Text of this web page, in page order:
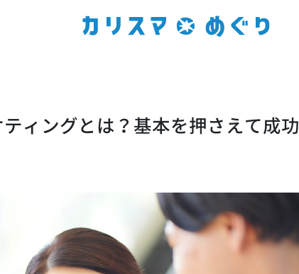
ティングとは？基本を押さえて成功